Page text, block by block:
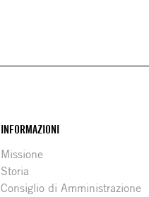
Footer
INFORMAZIONI
Missione
Storia
Consiglio di Amministrazione